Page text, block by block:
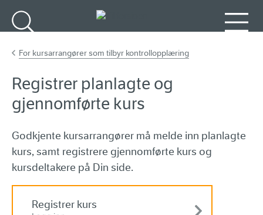
For kursarrangører som tilbyr kontrollopplæring
Registrer planlagte og
gjennomførte kurs
Godkjente kursarrangører må melde inn planlagte
kurs, samt registrere gjennomførte kurs og
kursdeltakere på Din side.
Registrer kurs